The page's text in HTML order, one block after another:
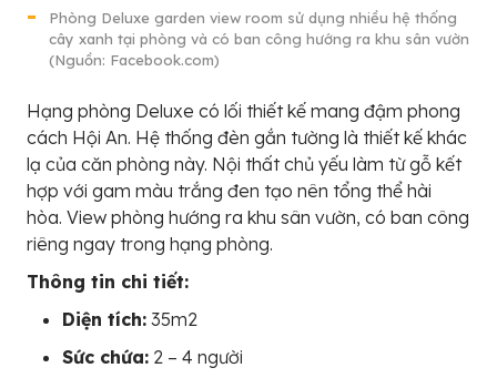
Phòng Deluxe garden view room sử dụng nhiều hệ thống
cây xanh tại phòng và có ban công hướng ra khu sân vườn
(Nguồn: Facebook.com)
Hạng phòng Deluxe có lối thiết kế mang đậm phong
cách Hội An. Hệ thống đèn gắn tường là thiết kế khác
lạ của căn phòng này. Nội thất chủ yếu làm từ gỗ kết
hợp với gam màu trắng đen tạo nên tổng thể hài
hòa. View phòng hướng ra khu sân vườn, có ban công
riêng ngay trong hạng phòng.
Thông tin chi tiết:
Diện tích: 35m2
Sức chứa: 2 – 4 người